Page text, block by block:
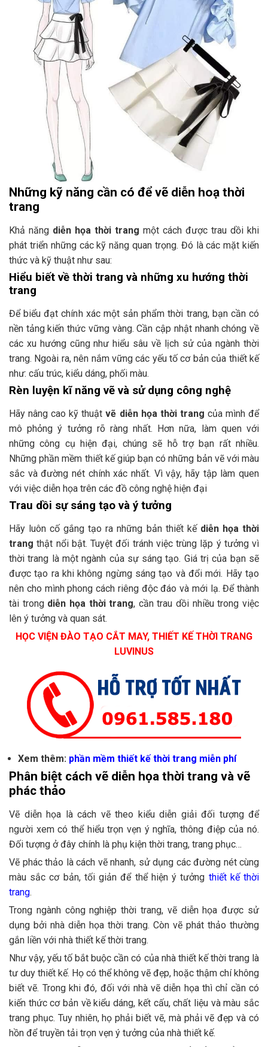
Những kỹ năng cần có để vẽ diễn hoạ thời
trang
Khả năng diễn họa thời trang một cách được trau dồi khi
phát triển những các kỹ năng quan trọng. Đó là các mặt kiến
thức và kỹ thuật như sau:
Hiểu biết về thời trang và những xu hướng thời
trang
Để biểu đạt chính xác một sản phẩm thời trang, bạn cần có
nền tảng kiến thức vững vàng. Cần cập nhật nhanh chóng về
các xu hướng cũng như hiểu sâu về lịch sử của ngành thời
trang. Ngoài ra, nên nắm vững các yếu tố cơ bản của thiết kế
như: cấu trúc, kiểu dáng, phối màu.
Rèn luyện kĩ năng vẽ và sử dụng công nghệ
Hãy nâng cao kỹ thuậtvẽ diễn họa thời trang của mình để
mô phỏng ý tưởng rõ ràng nhất. Hơn nữa, làm quen với
những công cụ hiện đại, chúng sẽ hỗ trợ bạn rất nhiều.
Những phần mềm thiết kế giúp bạn có những bản vẽ với màu
sắc và đường nét chính xác nhất. Vì vậy, hãy tập làm quen
với việc diễn họa trên các đồ công nghệ hiện đại
Trau dồi sự sáng tạo và ý tưởng
Hãy luôn cố gắng tạo ra những bản thiết kế diễn họa thời
trangthật nổi bật. Tuyệt đối tránh việc trùng lặp ý tưởng vì
thời trang là một ngành của sự sáng tạo. Giá trị của bạn sẽ
được tạo ra khi không ngừng sáng tạo và đổi mới. Hãy tạo
nên cho mình phong cách riêng độc đáo và mới lạ. Để thành
tài trong diễn họa thời trang, cần trau dồi nhiều trong việc
lên ý tưởng và quan sát.
HỌC VIỆN ĐÀO TẠO CẮT MAY, THIẾT KẾ THỜI TRANG
LUVINUS
Xem thêm: phần mềm thiết kế thời trang miễn phí
Phân biệt cách vẽ diễn họa thời trang và vẽ
phác thảo
Vẽ diễn họa là cách vẽ theo kiểu diễn giải đối tượng để
người xem có thể hiểu trọn vẹn ý nghĩa, thông điệp của nó.
Đối tượng ở đây chính là phụ kiện thời trang, trang phục…
Vẽ phác thảo là cách vẽ nhanh, sử dụng các đường nét cùng
màu sắc cơ bản, tối giản để thể hiện ý tưởng thiết kế thời
trang.
Trong ngành công nghiệp thời trang, vẽ diễn họa được sử
dụng bởi nhà diễn họa thời trang. Còn vẽ phát thảo thường
gắn liền với nhà thiết kế thời trang.
Như vậy, yếu tố bắt buộc cần có của nhà thiết kế thời trang là
tư duy thiết kế. Họ có thể không vẽ đẹp, hoặc thậm chí không
biết vẽ. Trong khi đó, đối với nhà vẽ diễn họa thì chỉ cần có
kiến thức cơ bản về kiểu dáng, kết cấu, chất liệu và màu sắc
trang phục. Tuy nhiên, họ phải biết vẽ, mà phải vẽ đẹp và có
hồn để truyền tải trọn vẹn ý tưởng của nhà thiết kế.